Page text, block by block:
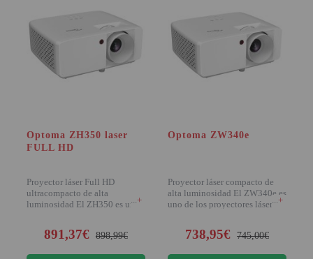
Optoma ZH350 laser
FULL HD
Proyector láser Full HD
ultracompacto de alta
luminosidad El ZH350 es uno+
891,37€ 898,99€
Optoma ZW340e
Proyector láser compacto de
alta luminosidad El ZW340e es
uno de los proyectores láser
+
738,95€ 745,00€